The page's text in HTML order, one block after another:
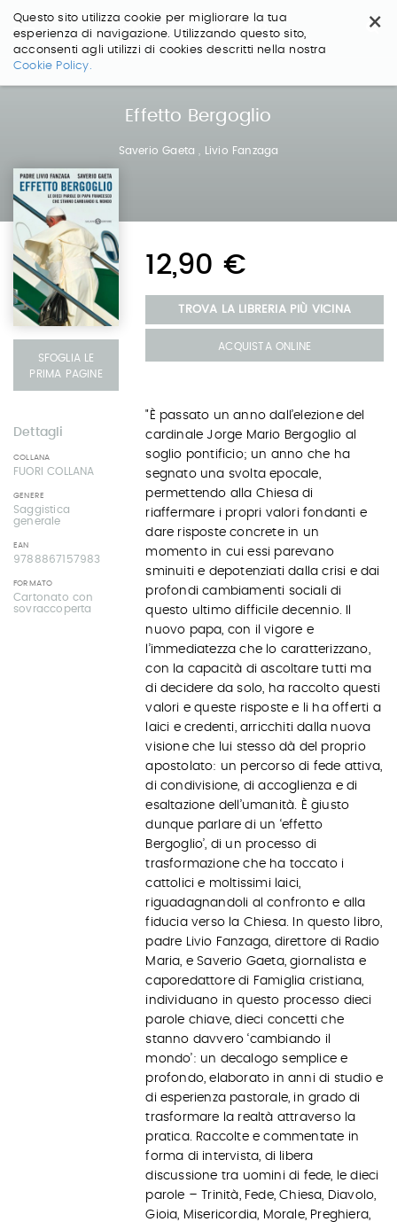
×
Questo sito utilizza cookie per migliorare la tua
esperienza di navigazione. Utilizzando questo sito,
acconsenti agli utilizzi di cookies descritti nella nostra
Cookie Policy.
Salta
Effetto Bergoglio
Saverio Gaeta Livio Fanzaga
SFOGLIA LE
PRIMA PAGINE
Dettagli
COLLANA
FUORI COLLANA
GENERE
Saggistica
generale
EAN
9788867157983
FORMATO
Cartonato con
sovraccoperta
12,90 €
TROVA LA LIBRERIA PIÙ VICINA
ACQUISTA ONLINE
"È passato un anno dall’elezione del
cardinale Jorge Mario Bergoglio al
soglio pontificio; un anno che ha
segnato una svolta epocale,
permettendo alla Chiesa di
riaffermare i propri valori fondanti e
dare risposte concrete in un
momento in cui essi parevano
sminuiti e depotenziati dalla crisi e dai
profondi cambiamenti sociali di
questo ultimo difficile decennio. Il
nuovo papa, con il vigore e
l’immediatezza che lo caratterizzano,
con la capacità di ascoltare tutti ma
di decidere da solo, ha raccolto questi
valori e queste risposte e li ha offerti a
laici e credenti, arricchiti dalla nuova
visione che lui stesso dà del proprio
apostolato: un percorso di fede attiva,
di condivisione, di accoglienza e di
esaltazione dell’umanità. È giusto
dunque parlare di un ‘effetto
Bergoglio’, di un processo di
trasformazione che ha toccato i
cattolici e moltissimi laici,
riguadagnandoli al confronto e alla
fiducia verso la Chiesa. In questo libro,
padre Livio Fanzaga, direttore di Radio
Maria, e Saverio Gaeta, giornalista e
caporedattore di Famiglia cristiana,
individuano in questo processo dieci
parole chiave, dieci concetti che
stanno davvero ‘cambiando il
mondo’: un decalogo semplice e
profondo, elaborato in anni di studio e
di esperienza pastorale, in grado di
trasformare la realtà attraverso la
pratica. Raccolte e commentate in
forma di intervista, di libera
discussione tra uomini di fede, le dieci
parole – Trinità, Fede, Chiesa, Diavolo,
Gioia, Misericordia, Morale, Preghiera,